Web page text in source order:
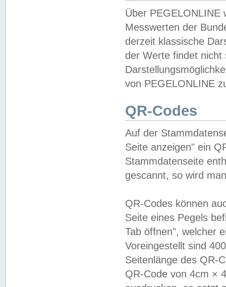
Über PEGELONLINE
Messwerten der
derzeit klassische
der Werte findet
von PEGELONLINE
QR-Codes
Auf der
Seite anzeigen" ein
Stammdatenseite
gescannt, so wird
QR-Codes können
Seite eines Pegels
Tab öffnen", welcher
Voreingestellt sind
Seitenlänge des QR-
QR-Code von 4cm ×